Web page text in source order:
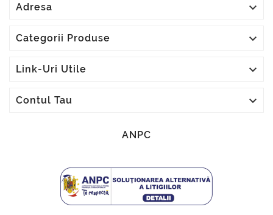
Adresa 
Categorii Produse 
Link-Uri Utile 
Contul Tau 
ANPC